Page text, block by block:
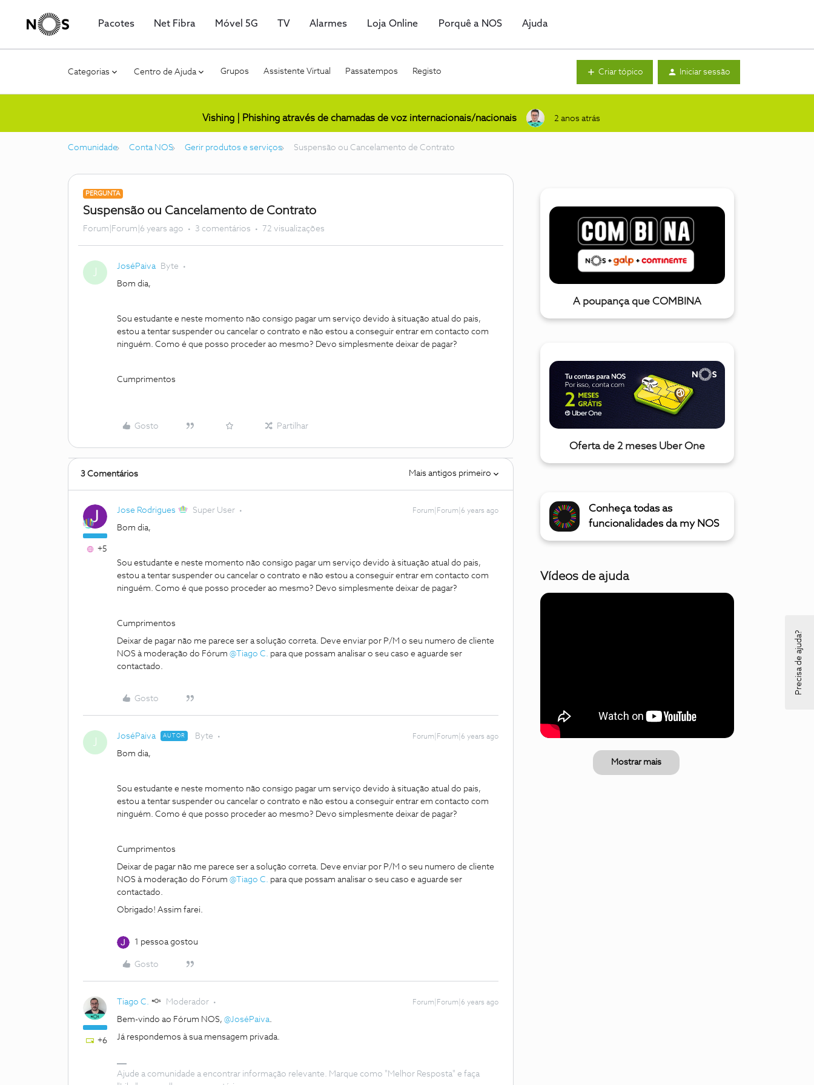
Pacotes Net Fibra Móvel 5G TV Alarmes Loja Online Porquê a NOS Ajuda
Categorias Centro de Ajuda Grupos Assistente Virtual Passatempos Registo Criar tópico Iniciar sessão
Vishing | Phishing através de chamadas de voz internacionais/nacionais 2 anos atrás
Comunidade Conta NOS Gerir produtos e serviços Suspensão ou Cancelamento de Contrato
PERGUNTA
Suspensão ou Cancelamento de Contrato
Forum|Forum|6 years ago 3 comentários 72 visualizações
J JoséPaiva Byte
Bom dia,
Sou estudante e neste momento não consigo pagar um serviço devido à situação atual do pais,
estou a tentar suspender ou cancelar o contrato e não estou a conseguir entrar em contacto com
ninguém. Como é que posso proceder ao mesmo? Devo simplesmente deixar de pagar?
Cumprimentos
Gosto Partilhar
3 Comentários Mais antigos primeiro
+5
Jose Rodrigues Super User Forum|Forum|6 years ago
Bom dia,
Sou estudante e neste momento não consigo pagar um serviço devido à situação atual do pais,
estou a tentar suspender ou cancelar o contrato e não estou a conseguir entrar em contacto com
ninguém. Como é que posso proceder ao mesmo? Devo simplesmente deixar de pagar?
Cumprimentos
Deixar de pagar não me parece ser a solução correta. Deve enviar por P/M o seu numero de cliente
NOS à moderação do Fórum @Tiago C. para que possam analisar o seu caso e aguarde ser
contactado.
Gosto
J JoséPaiva AUTOR Byte Forum|Forum|6 years ago
Bom dia,
Sou estudante e neste momento não consigo pagar um serviço devido à situação atual do pais,
estou a tentar suspender ou cancelar o contrato e não estou a conseguir entrar em contacto com
ninguém. Como é que posso proceder ao mesmo? Devo simplesmente deixar de pagar?
Cumprimentos
Deixar de pagar não me parece ser a solução correta. Deve enviar por P/M o seu numero de cliente
NOS à moderação do Fórum @Tiago C. para que possam analisar o seu caso e aguarde ser
contactado.
Obrigado! Assim farei.
1 pessoa gostou
Gosto
+6
Tiago C. Moderador Forum|Forum|6 years ago
Bem-vindo ao Fórum NOS, @JoséPaiva.
Já respondemos à sua mensagem privada.
Ajude a comunidade a encontrar informação relevante. Marque como "Melhor Resposta" e faça
A poupança que COMBINA
Oferta de 2 meses Uber One
Conheça todas as
funcionalidades da my NOS
Vídeos de ajuda
Mostrar mais
Precisa de ajuda?